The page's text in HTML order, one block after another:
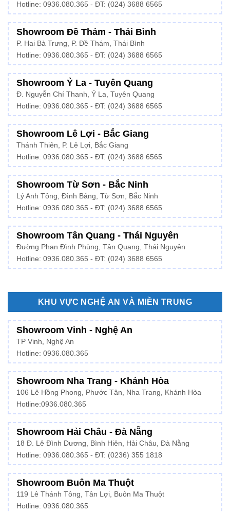
Hotline: 0936.080.365 - ĐT: (024) 3688 6565
Showroom Đề Thám - Thái Bình
P. Hai Bà Trưng, P. Đề Thám, Thái Bình
Hotline: 0936.080.365 - ĐT: (024) 3688 6565
Showroom Ỷ La - Tuyên Quang
Đ. Nguyễn Chí Thanh, Ỷ La, Tuyên Quang
Hotline: 0936.080.365 - ĐT: (024) 3688 6565
Showroom Lê Lợi - Bắc Giang
Thánh Thiên, P. Lê Lợi, Bắc Giang
Hotline: 0936.080.365 - ĐT: (024) 3688 6565
Showroom Từ Sơn - Bắc Ninh
Lý Anh Tông, Đình Bảng, Từ Sơn, Bắc Ninh
Hotline: 0936.080.365 - ĐT: (024) 3688 6565
Showroom Tân Quang - Thái Nguyên
Đường Phan Đình Phùng, Tân Quang, Thái Nguyên
Hotline: 0936.080.365 - ĐT: (024) 3688 6565
KHU VỰC NGHỆ AN VÀ MIỀN TRUNG
Showroom Vinh - Nghệ An
TP Vinh, Nghệ An
Hotline: 0936.080.365
Showroom Nha Trang - Khánh Hòa
106 Lê Hồng Phong, Phước Tân, Nha Trang, Khánh Hòa
Hotline:0936.080.365
Showroom Hải Châu - Đà Nẵng
18 Đ. Lê Đình Dương, Bình Hiên, Hải Châu, Đà Nẵng
Hotline: 0936.080.365 - ĐT: (0236) 355 1818
Showroom Buôn Ma Thuột
119 Lê Thánh Tông, Tân Lợi, Buôn Ma Thuột
Hotline: 0936.080.365